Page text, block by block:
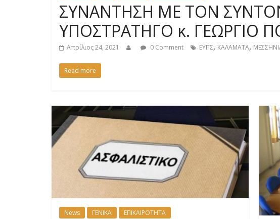
ΣΥΝΑΝΤΗΣΗ ΜΕ ΤΟΝ
ΥΠΟΣΤΡΑΤΗΓΟ κ. ΓΕΩΡΓΙΟ
Απρίλιος 24, 2021 0 Comment ΕΥΠΣ, ΚΑΛΑΜΑΤΑ,
Read more
News ΓΕΝΙΚΑ ΕΠΙΚΑΙΡΟΤΗΤΑ